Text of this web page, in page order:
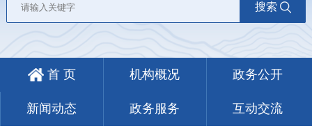
搜索
首 页 机构概况 政务公开
新闻动态 政务服务 互动交流